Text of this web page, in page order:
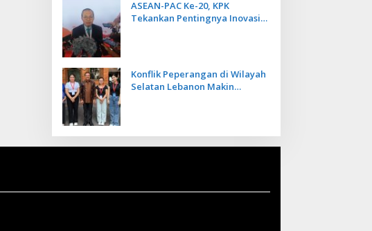
ASEAN-PAC Ke-20, KPK
Tekankan Pentingnya Inovasi
Konflik Peperangan di Wilayah
Selatan Lebanon Makin